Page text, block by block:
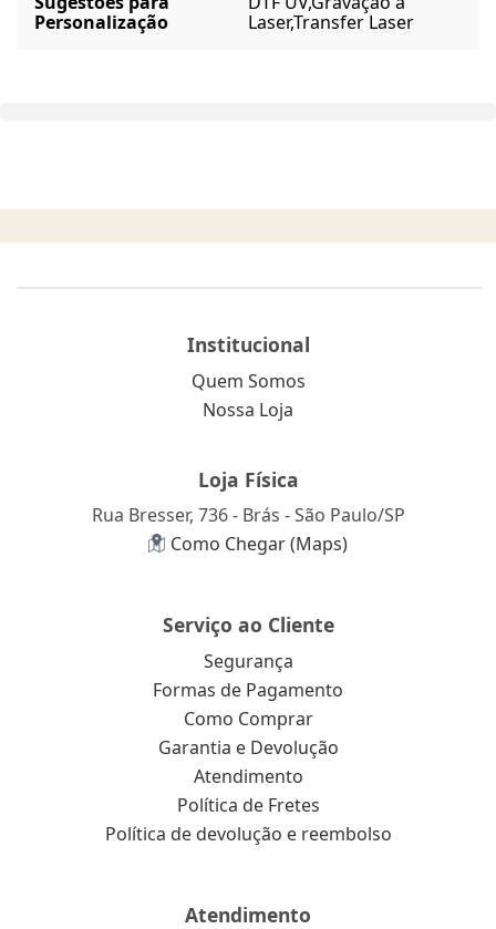
Personalização
Laser,Transfer Laser
Institucional
Quem Somos
Nossa Loja
Loja Física
Rua Bresser, 736 - Brás - São Paulo/SP
Como Chegar (Maps)
Serviço ao Cliente
Segurança
Formas de Pagamento
Como Comprar
Garantia e Devolução
Atendimento
Política de Fretes
Política de devolução e reembolso
Atendimento